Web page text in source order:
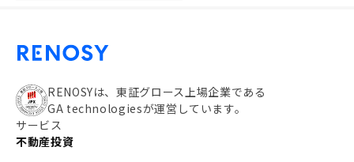
RENOSYは、東証グロース上場企業である
GA technologiesが運営しています。
サービス
不動産投資